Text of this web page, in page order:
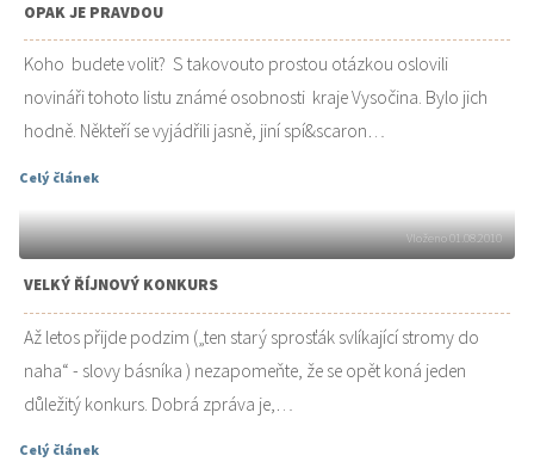
OPAK JE PRAVDOU
Koho budete volit? S takovouto prostou otázkou oslovili
novináři tohoto listu známé osobnosti kraje Vysočina. Bylo jich
hodně. Někteří se vyjádřili jasně, jiní spí&scaron…
Celý článek
Vloženo 01.08.2010
VELKÝ ŘÍJNOVÝ KONKURS
Až letos přijde podzim („ten starý sprosťák svlíkající stromy do
naha“ - slovy básníka ) nezapomeňte, že se opět koná jeden
důležitý konkurs. Dobrá zpráva je,…
Celý článek